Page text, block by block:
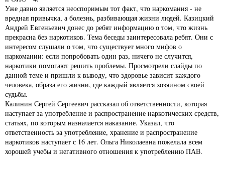
Уже давно является неоспоримым тот факт, что наркомания - не
вредная привычка, а болезнь, разбивающая жизни людей. Казицкий
Андрей Евгеньевич донес до ребят информацию о том, что жизнь
прекрасна без наркотиков. Тема беседы заинтересовала ребят. Они с
интересом слушали о том, что существует много мифов о
наркомании: если попробовать один раз, ничего не случится,
наркотики помогают решить проблемы. Просмотрели слайды по
данной теме и пришли к выводу, что здоровье зависит каждого
человека, образа его жизни, где каждый является хозяином своей
судьбы.
Калинин Сергей Сергеевич рассказал об ответственности, которая
наступает за употребление и распространение наркотических средств,
статьях, по которым назначается наказание. Указал, что
ответственность за употребление, хранение и распространение
наркотиков наступает с 16 лет. Ольга Николаевна пожелала всем
хорошей учебы и негативного отношения к употреблению ПАВ.